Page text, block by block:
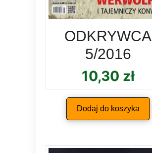
ODKRYWCA
5/2016
10,30 zł
Dodaj do koszyka